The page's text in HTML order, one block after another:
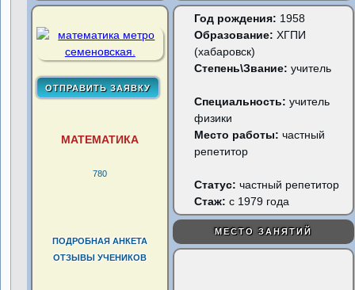
МАТЕМАТИКА
780
ПОДРОБНАЯ АНКЕТА
ОТЗЫВЫ УЧЕНИКОВ
Год рождения: 1958
Образование: ХГПИ
(хабаровск)
Степень\Звание: учитель
Специальность: учитель
физики
Место работы: частный
репетитор
Статус:частный репетитор
Стаж: с 1979 года
МЕСТО ЗАНЯТИЙ